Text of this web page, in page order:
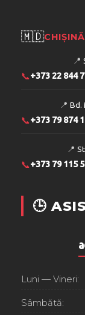
🇲🇩
📍
📞+373 22 844
📍 Bd.
📞+373 79 874
📍
📞+373 79 115
🕒
Luni — Vineri:
Sâmbătă: